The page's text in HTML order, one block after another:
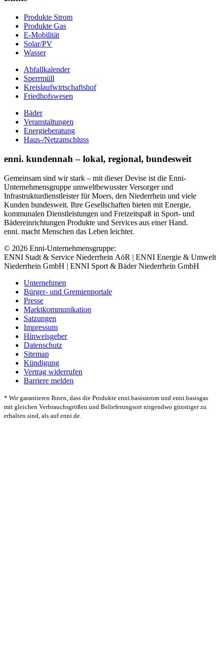
Produkte Strom
Produkte Gas
E-Mobilität
Solar/PV
Wasser
Abfallkalender
Sperrmüll
Kreislaufwirtschaftshof
Friedhofswesen
Bäder
Veranstaltungen
Energieberatung
Haus-/Netzanschluss
enni. kundennah – lokal, regional, bundesweit
Gemeinsam sind wir stark – mit dieser Devise ist die Enni-
Unternehmensgruppe umweltbewusster Versorger und
Infrastrukturdienstleister für Moers, den Niederrhein und viele
Kunden bundesweit. Ihre Gesellschaften bieten mit Energie,
kommunalen Dienstleistungen und Freizeitspaß in Sport- und
Bädereinrichtungen Produkte und Services aus einer Hand.
enni. macht Menschen das Leben leichter.
© 2026 Enni-Unternehmensgruppe:
ENNI Stadt & Service Niederrhein AöR | ENNI Energie & Umwelt
Niederrhein GmbH | ENNI Sport & Bäder Niederrhein GmbH
Unternehmen
Bürger- und Gremienportale
Presse
Marktkommunikation
Satzungen
Impressum
Hinweisgeber
Datenschutz
Sitemap
Kündigung
Vertrag widerrufen
Barriere melden
* Wir garantieren Ihnen, dass die Produkte enni.basisstrom und enni.basisgas
mit gleichen Verbrauchsgrößen und Belieferungsort nirgendwo günstiger zu
erhalten sind, als auf enni.de.